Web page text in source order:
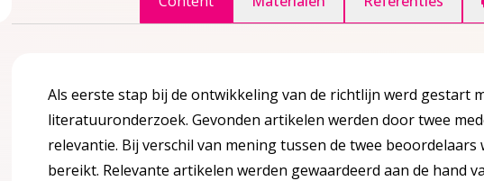
over 2 Definitie en achtergrond informatie
over 2 Definitie en achtergrond informatie
Als eerste stap bij de ontwikkeling van de richtlijn werd gestart
literatuuronderzoek. Gevonden artikelen werden door twee
relevantie. Bij verschil van mening tussen de twee
bereikt. Relevante artikelen werden gewaardeerd aan de hand